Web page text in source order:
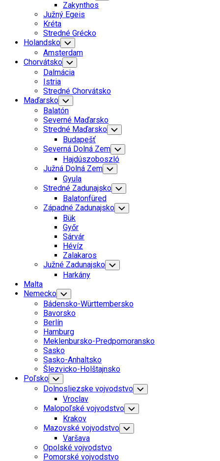
Child
Menu
Zakynthos
Južný Egeis
Kréta
Stredné Grécko
Holandsko Toggle
Child
Menu
Amsterdam
Chorvátsko Toggle
Child
Menu
Dalmácia
Istria
Stredné Chorvátsko
Maďarsko Toggle
Child
Menu
Balatón
Severné Maďarsko
Stredné Maďarsko Toggle
Child
Menu
Budapešť
Severná Dolná Zem Toggle
Child
Menu
Hajdúszoboszló
Južná Dolná Zem Toggle
Child
Menu
Gyula
Stredné Zadunajsko Toggle
Child
Menu
Balatonfüred
Západné Zadunajsko Toggle
Child
Bük
Győr
Sárvár
Hévíz
Zalakaros
Južné Zadunajsko Toggle
Child
Harkány
Malta
Nemecko Toggle
Child
Menu
Bádensko-Württembersko
Bavorsko
Berlín
Hamburg
Meklenbursko-Predpomoransko
Sasko
Sasko-Anhaltsko
Šlezvicko-Holštajnsko
Poľsko Toggle
Child
Menu
Dolnosliezske vojvodstvo Toggle
Child
Menu
Vroclav
Malopoľské vojvodstvo Toggle
Child
Menu
Krakov
Mazovské vojvodstvo Toggle
Child
Varšava
Opolské vojvodstvo
Pomorské vojvodstvo